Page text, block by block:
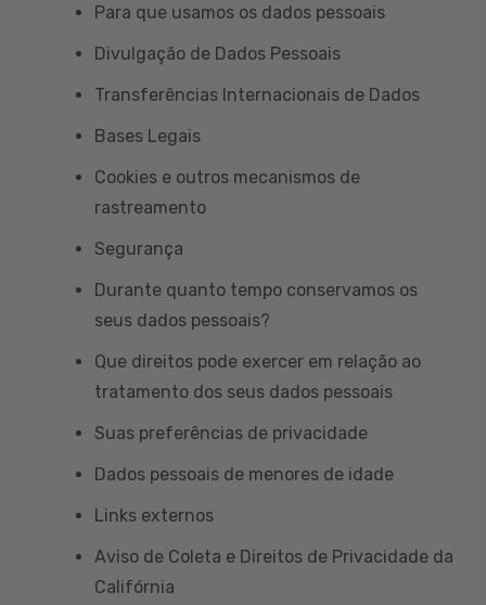
Para que usamos os dados pessoais
Divulgação de Dados Pessoais
Transferências Internacionais de Dados
Bases Legais
Cookies e outros mecanismos de
rastreamento
Segurança
Durante quanto tempo conservamos os
seus dados pessoais?
Que direitos pode exercer em relação ao
tratamento dos seus dados pessoais
Suas preferências de privacidade
Dados pessoais de menores de idade
Links externos
Aviso de Coleta e Direitos de Privacidade da
Califórnia